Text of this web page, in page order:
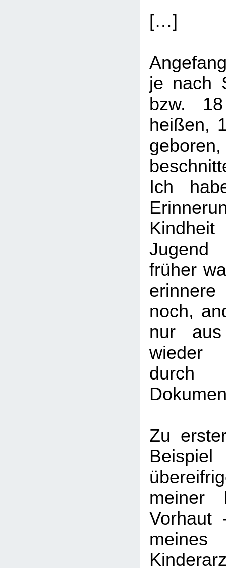
[…]
je nach
bzw.
heißen,
Ich
früher
noch,
nur aus
wieder
durch
Zu
meiner
Vorhaut